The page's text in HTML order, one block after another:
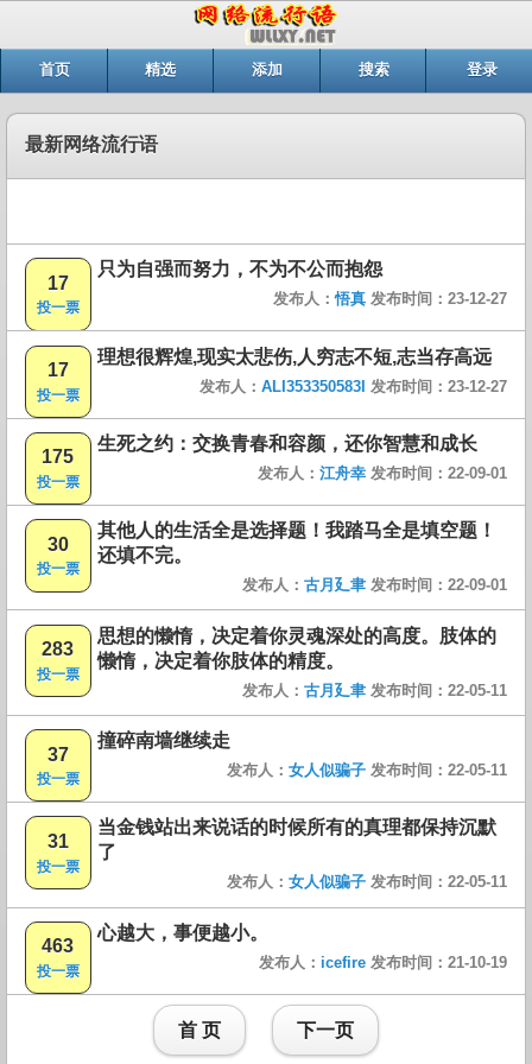
首页 精选 添加 搜索 登录
最新网络流行语
17
投一票
只为自强而努力，不为不公而抱怨
发布人：悟真 发布时间：23-12-27
17
投一票
理想很辉煌,现实太悲伤,人穷志不短,志当存高远
发布人： ALI353350583I 发布时间：23-12-27
175
投一票
生死之约：交换青春和容颜，还你智慧和成长
发布人： 江舟幸 发布时间：22-09-01
30
投一票
其他人的生活全是选择题！我踏马全是填空题！
还填不完。
发布人： 古月廴聿 发布时间：22-09-01
283
投一票
思想的懒惰，决定着你灵魂深处的高度。肢体的
懒惰，决定着你肢体的精度。
发布人： 古月廴聿 发布时间：22-05-11
37
投一票
撞碎南墙继续走
发布人： 女人似骗子 发布时间：22-05-11
31
投一票
当金钱站出来说话的时候所有的真理都保持沉默
了
发布人： 女人似骗子 发布时间：22-05-11
463
投一票
心越大，事便越小。
发布人： icefire 发布时间：21-10-19
首 页 下一页